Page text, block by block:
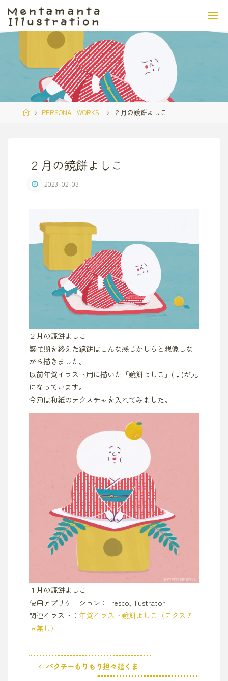
テ
ホ
PERSONAL WORKS ２月の鏡餅よしこ
２月の鏡餅よしこ
2023-02-03
２月の鏡餅よしこ
繁忙期を終えた鏡餅はこんな感じかしらと想像しな
がら描きました。
以前年賀イラスト用に描いた「鏡餅よしこ」(↓)が元
になっています。
今回は和紙のテクスチャを入れてみました。
１月の鏡餅よしこ
使用アプリケーション：Fresco, Illustrator
関連イラスト： 年賀イラスト鏡餅よしこ（テクスチ
ャ無し）
パクチーもりもり担々麺くま